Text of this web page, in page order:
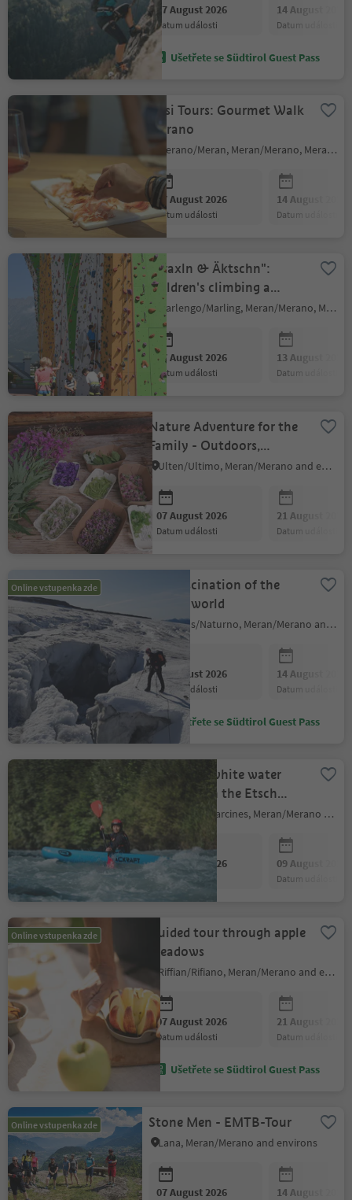
07 August 2026
datum události
14 August 2026
datum události
Ušetřete se Südtirol Guest Pass
Sissi Tours: Gourmet Walk
Merano
Merano/Meran, Meran/Merano, Meran/Merano and environs
07 August 2026
datum události
14 August 2026
datum události
"Kraxln & Äktschn":
children's climbing a
Merano
Marlengo/Marling, Meran/Merano, Meran/Merano and environs
07 August 2026
datum události
13 August 2026
datum události
Nature Adventure for the
Family - Outdoors,
discovering together
Ulten/Ultimo, Meran/Merano and environs
07 August 2026
datum události
21 August 2026
datum události
Online vstupenka zde
The fascination of the
glacier world
Naturns/Naturno, Meran/Merano and environs
07 August 2026
datum události
14 August 2026
datum události
Ušetřete se Südtirol Guest Pass
Packraft - white water
paddling on the Etsch
river
Partschins/Parcines, Meran/Merano and environs
07 August 2026 09 August 2026
datum události
Online vstupenka zde
Guided tour through apple
meadows
Riffian/Rifiano, Meran/Merano and environs
07 August 2026
datum události
21 August 2026
datum události
Ušetřete se Südtirol Guest Pass
Online vstupenka zde Stone Men - EMTB-Tour
Lana, Meran/Merano and environs
07 August 2026 14 August 2026